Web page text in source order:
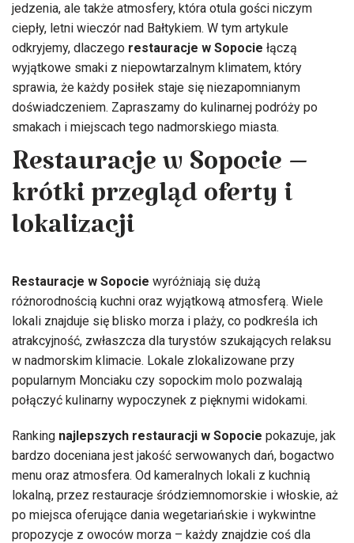
jedzenia, ale także atmosfery, która otula gości niczym
ciepły, letni wieczór nad Bałtykiem. W tym artykule
odkryjemy, dlaczego restauracje w Sopocie łączą
wyjątkowe smaki z niepowtarzalnym klimatem, który
sprawia, że każdy posiłek staje się niezapomnianym
doświadczeniem. Zapraszamy do kulinarnej podróży po
smakach i miejscach tego nadmorskiego miasta.
Restauracje w Sopocie –
krótki przegląd oferty i
lokalizacji
Restauracje w Sopocie wyróżniają się dużą
różnorodnością kuchni oraz wyjątkową atmosferą. Wiele
lokali znajduje się blisko morza i plaży, co podkreśla ich
atrakcyjność, zwłaszcza dla turystów szukających relaksu
w nadmorskim klimacie. Lokale zlokalizowane przy
popularnym Monciaku czy sopockim molo pozwalają
połączyć kulinarny wypoczynek z pięknymi widokami.
Ranking najlepszych restauracji w Sopocie pokazuje, jak
bardzo doceniana jest jakość serwowanych dań, bogactwo
menu oraz atmosfera. Od kameralnych lokali z kuchnią
lokalną, przez restauracje śródziemnomorskie i włoskie, aż
po miejsca oferujące dania wegetariańskie i wykwintne
propozycje z owoców morza – każdy znajdzie coś dla